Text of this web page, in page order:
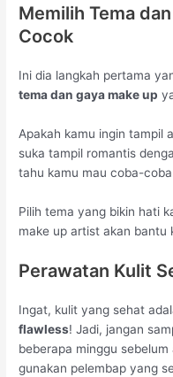
Memilih Tema
Cocok
Ini dia langkah pertama
tema dan gaya make up
Apakah kamu ingin tampil
suka tampil romantis
tahu kamu mau coba-
Pilih tema yang bikin hati
make up artist akan bantu
Perawatan Kulit
Ingat, kulit yang sehat
flawless! Jadi, jangan
beberapa minggu
gunakan pelembap yang